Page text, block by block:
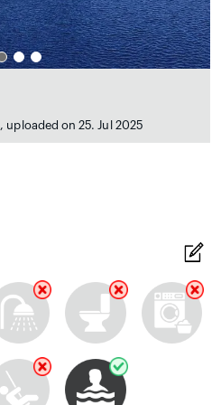
, uploaded on 25. Jul 2025